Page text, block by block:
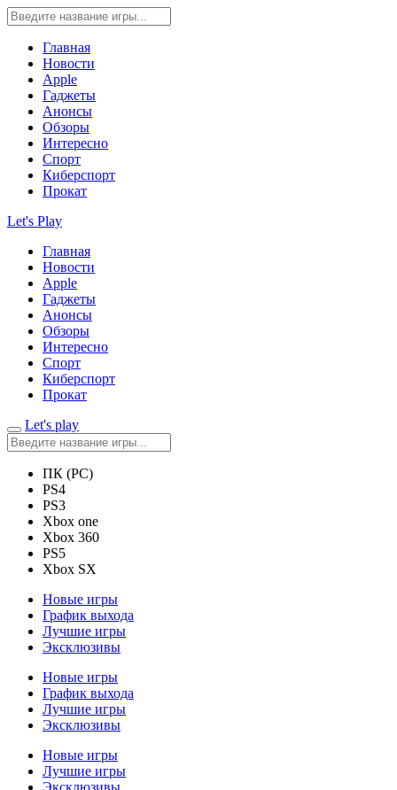
Главная
Новости
Apple
Гаджеты
Анонсы
Обзоры
Интересно
Спорт
Киберспорт
Прокат
Let's Play
Главная
Новости
Apple
Гаджеты
Анонсы
Обзоры
Интересно
Спорт
Киберспорт
Прокат
Let's play
ПК (PC)
PS4
PS3
Xbox one
Xbox 360
PS5
Xbox SX
Новые игры
График выхода
Лучшие игры
Эксклюзивы
Новые игры
График выхода
Лучшие игры
Эксклюзивы
Новые игры
Лучшие игры
Эксклюзивы